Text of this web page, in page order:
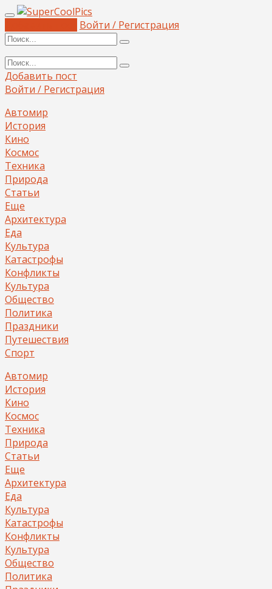
Войти / Регистрация
Добавить пост
Войти / Регистрация
Автомир
История
Кино
Космос
Техника
Природа
Статьи
Еще
Архитектура
Еда
Культура
Катастрофы
Конфликты
Культура
Общество
Политика
Праздники
Путешествия
Спорт
Автомир
История
Кино
Космос
Техника
Природа
Статьи
Еще
Архитектура
Еда
Культура
Катастрофы
Конфликты
Культура
Общество
Политика